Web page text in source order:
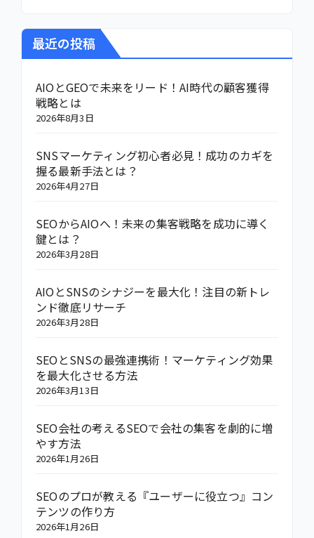
最近の投稿
AIOとGEOで未来をリード！AI時代の顧客獲得
戦略とは
2026年8月3日
SNSマーケティング初心者必見！成功のカギを
握る最新手法とは？
2026年4月27日
SEOからAIOへ！未来の集客戦略を成功に導く
鍵とは？
2026年3月28日
AIOとSNSのシナジーを最大化！注目の新トレ
ンド徹底リサーチ
2026年3月28日
SEOとSNSの最強連携術！マーケティング効果
を最大化させる方法
2026年3月13日
SEO会社の考えるSEOで会社の集客を劇的に増
やす方法
2026年1月26日
SEOのプロが教える『ユーザーに役立つ』コン
テンツの作り方
2026年1月26日